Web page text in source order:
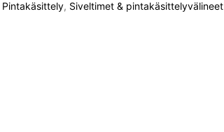
Pintakäsittely, Siveltimet & pintakäsittelyvälineet